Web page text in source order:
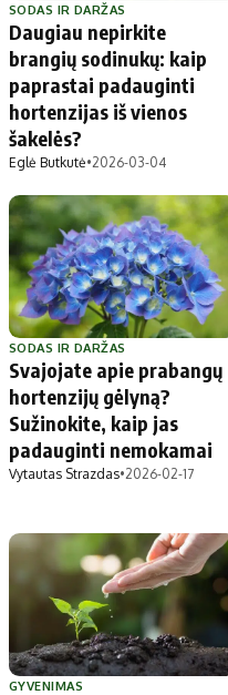
SODAS IR DARŽAS
Daugiau nepirkite
brangių sodinukų: kaip
paprastai padauginti
hortenzijas iš vienos
šakelės?
Eglė Butkutė•2026-03-04
SODAS IR DARŽAS
Svajojate apie prabangų
hortenzijų gėlyną?
Sužinokite, kaip jas
padauginti nemokamai
Vytautas Strazdas•2026-02-17
GYVENIMAS